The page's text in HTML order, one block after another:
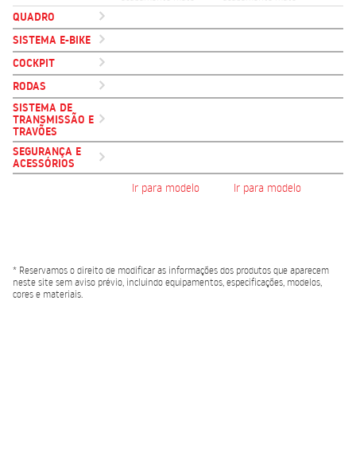
QUADRO
SISTEMA E-BIKE
COCKPIT
RODAS
SISTEMA DE
TRANSMISSÃO E
TRAVÕES
SEGURANÇA E
ACESSÓRIOS
Ir para modelo Ir para modelo
* Reservamos o direito de modificar as informações dos produtos que aparecem
neste site sem aviso prévio, incluindo equipamentos, especificações, modelos,
cores e materiais.